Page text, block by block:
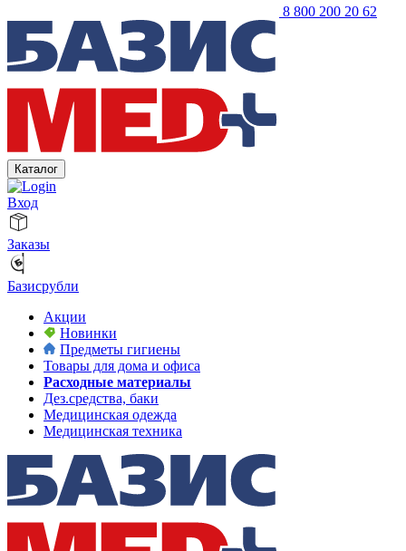
8 800 200 20 62
Каталог
Вход
Заказы
Базисрубли
Акции
Новинки
Предметы гигиены
Товары для дома и офиса
Расходные материалы
Дез.средства, баки
Медицинская одежда
Медицинская техника